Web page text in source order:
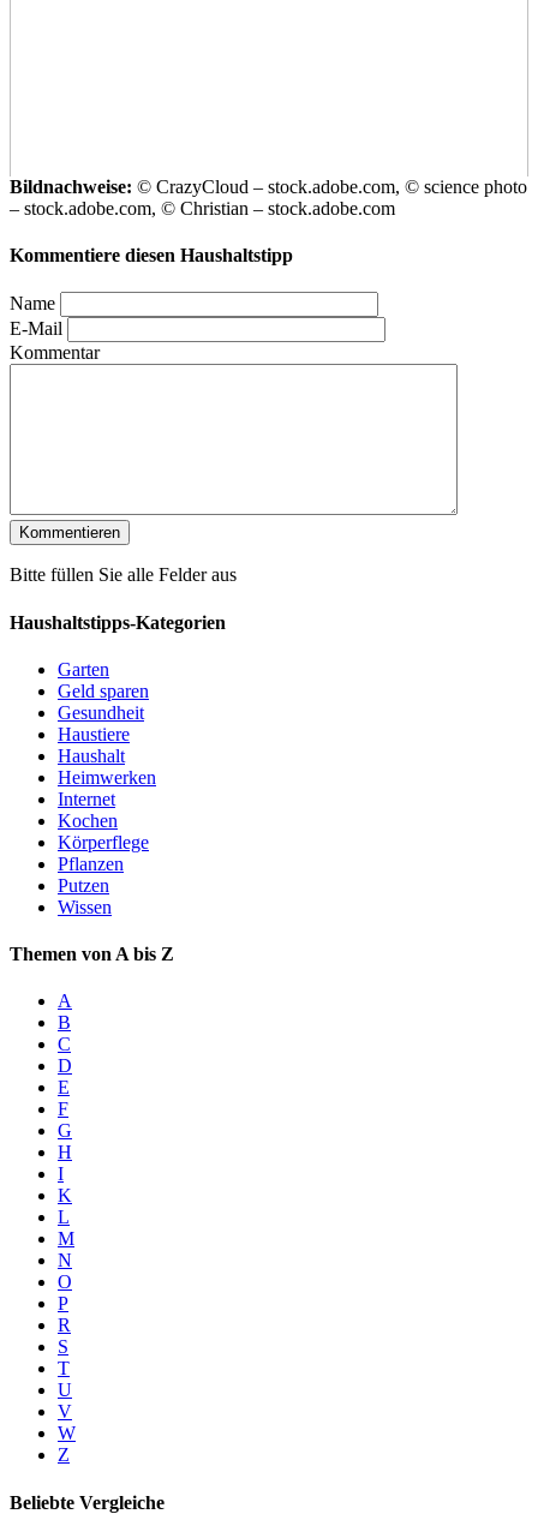
Bildnachweise: © CrazyCloud – stock.adobe.com, © science photo
– stock.adobe.com, © Christian – stock.adobe.com
Kommentiere diesen Haushaltstipp
Name
E-Mail
Kommentar
Bitte füllen Sie alle Felder aus
Haushaltstipps-Kategorien
Garten
Geld sparen
Gesundheit
Haustiere
Haushalt
Heimwerken
Internet
Kochen
Körperflege
Pflanzen
Putzen
Wissen
Themen von A bis Z
A
B
C
D
E
F
G
H
I
K
L
M
N
O
P
R
S
T
U
V
W
Z
Beliebte Vergleiche